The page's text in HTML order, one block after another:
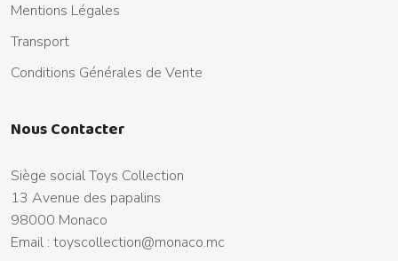
Mentions Légales
Transport
Conditions Générales de Vente
Nous Contacter
Siège social Toys Collection
13 Avenue des papalins
98000 Monaco
Email : toyscollection@monaco.mc